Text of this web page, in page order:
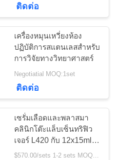
ติดต่อ
เครื่องหมุนเหวี่ยงห้อง
ปฏิบัติการสแตนเลสสำหรับ
การวิจัยทางวิทยาศาสตร์
Negotiatial MOQ:1set
ติดต่อ
เซรั่มเลือดและพลาสมา
คลินิกโต๊ะแล็บเซ็นทริฟิว
เจอร์ L420 กับ 12x15ml
โรเตอร์สวิง
$570.00/sets 1-2 sets MOQ:1set